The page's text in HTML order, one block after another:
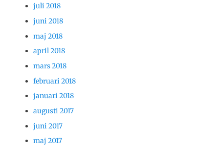
juli 2018
juni 2018
maj 2018
april 2018
mars 2018
februari 2018
januari 2018
augusti 2017
juni 2017
maj 2017